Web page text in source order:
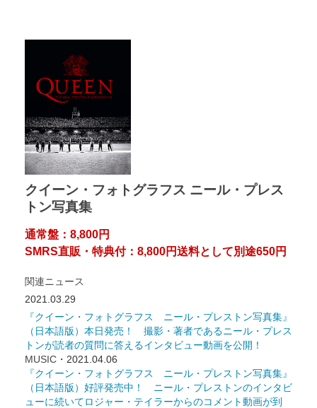
クイーン・フォトグラフス ニール・プレス
トン写真集
通常盤：8,800円
SMRS直販・特典付：8,800円送料として別途650円
関連ニュース
2021.03.29
『クイーン・フォトグラフス ニール・プレストン写真集』
（日本語版）本日発売！ 撮影・著者であるニール・プレス
トンが読者の質問に答えるインタビュー動画を公開！
MUSIC ・2021.04.06
『クイーン・フォトグラフス ニール・プレストン写真集』
（日本語版）好評発売中！ ニール・プレストンのインタビ
ューに続いてロジャー・テイラーからのコメント動画が到